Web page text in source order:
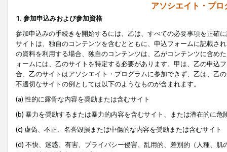
アソシエイト・プ
1. 参加申込みおよび参加資格
参加申込みの手続きを開始するには、乙は、すべての必要事項を正確
サイトは、独自のコンテンツを含むとともに、申込フォームに記載さ
の資料を利用する場合、独自のコンテンツは、乙がコンテンツに含め
ォームには、乙のサイトを特定する必要があります。甲は、乙の申込
合、乙のサイトはアソシエイト・プログラムに参加できず、乙は、乙
不適切なサイトの例としては以下のようなものが含まれます。
(a) 性的に露骨な内容を奨励または含むサイト
(b) 暴力を奨励するまたは暴力的内容を含むサイト、または潜在的に
(c) 虚偽、不正、名誉毀損または中傷的な内容を奨励または含むサイト
(d) 不快、迷惑、有害、プライバシー侵害、乱用的、差別的（人種、